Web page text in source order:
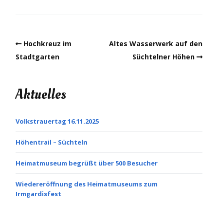
Hochkreuz im
Stadtgarten
Altes Wasserwerk auf den
Süchtelner Höhen
Aktuelles
Volkstrauertag 16.11.2025
Höhentrail – Süchteln
Heimatmuseum begrüßt über 500 Besucher
Wiedereröffnung des Heimatmuseums zum
Irmgardisfest